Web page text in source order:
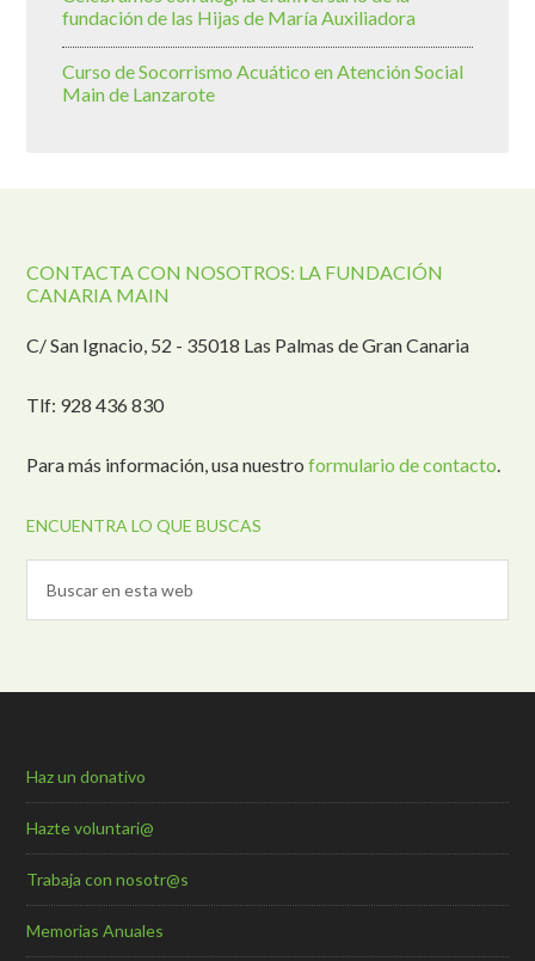
fundación de las Hijas de María Auxiliadora
Curso de Socorrismo Acuático en Atención Social
Main de Lanzarote
CONTACTA CON NOSOTROS: LA FUNDACIÓN
CANARIA MAIN
C/ San Ignacio, 52 - 35018 Las Palmas de Gran Canaria
Tlf: 928 436 830
Para más información, usa nuestroformulario de contacto.
ENCUENTRA LO QUE BUSCAS
Haz un donativo
Hazte voluntari@
Trabaja con nosotr@s
Memorias Anuales